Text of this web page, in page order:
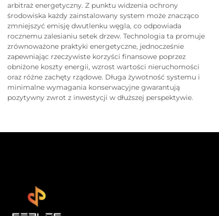
arbitraż energetyczny. Z punktu widzenia ochrony
środowiska każdy zainstalowany system może znacząco
zmniejszyć emisję dwutlenku węgla, co odpowiada
rocznemu zalesianiu setek drzew. Technologia ta promuje
zrównoważone praktyki energetyczne, jednocześnie
zapewniając rzeczywiste korzyści finansowe poprzez
obniżone koszty energii, wzrost wartości nieruchomości
oraz różne zachęty rządowe. Długa żywotność systemu i
minimalne wymagania konserwacyjne gwarantują
pozytywny zwrot z inwestycji w dłuższej perspektywie.